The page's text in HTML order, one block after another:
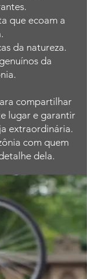
que ecoam a
da natureza.
da
compartilhar
lugar e garantir
extraordinária.
com quem
dela.